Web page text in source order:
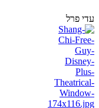
עדי פרל